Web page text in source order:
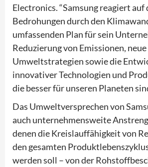
Electronics. “Samsung reagiert auf
Bedrohungen durch den
umfassenden Plan für sein
Reduzierung von Emissionen, neue
Umweltstrategien sowie die
innovativer Technologien und
die besser für unseren Planeten
Das Umweltversprechen von
auch unternehmensweite
denen die Kreislauffähigkeit von
den gesamten
werden soll – von der